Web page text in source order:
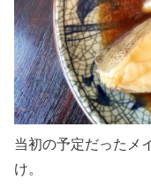
当初の予定だったメ
け。